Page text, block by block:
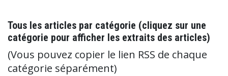
Tous les articles par catégorie (cliquez sur une
catégorie pour afficher les extraits des articles)
(Vous pouvez copier le lien RSS de chaque
catégorie séparément)